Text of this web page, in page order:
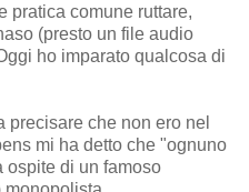
pratica comune ruttare,
(presto un file audio
ho imparato qualcosa di
precisare che non ero nel
mi ha detto che "ognuno
ospite di un famoso